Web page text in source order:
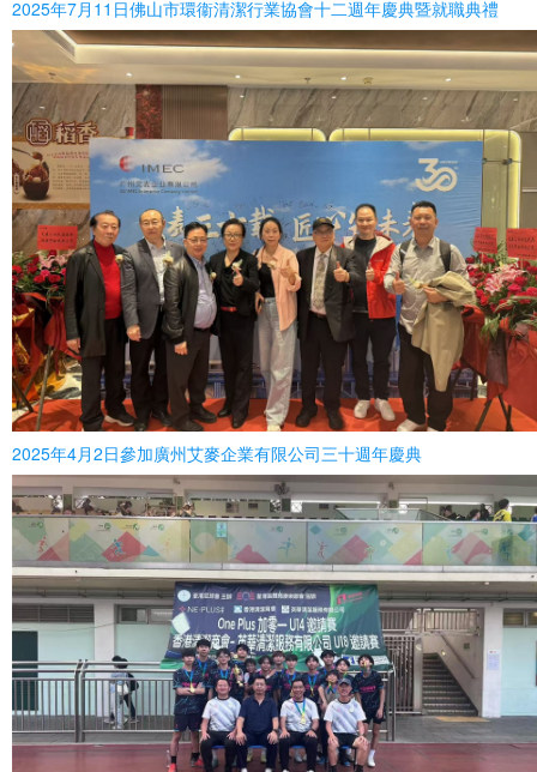
2025年7月11日佛山市環衞清潔行業協會十二週年慶典暨就職典禮
2025年4月2日參加廣州艾麥企業有限公司三十週年慶典